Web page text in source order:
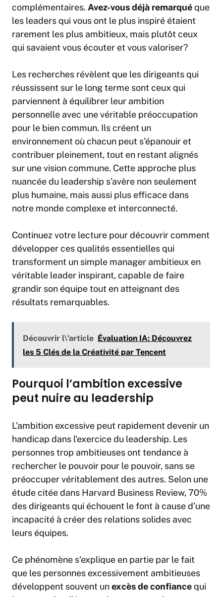
complémentaires. Avez-vous déjà remarquéque
les leaders qui vous ont le plus inspiré étaient
rarement les plus ambitieux, mais plutôt ceux
qui savaient vous écouter et vous valoriser?
Les recherches révèlent que les dirigeants qui
réussissent sur le long terme sont ceux qui
parviennent à équilibrer leur ambition
personnelle avec une véritable préoccupation
pour le bien commun. Ils créent un
environnement où chacun peut s’épanouir et
contribuer pleinement, tout en restant alignés
sur une vision commune. Cette approche plus
nuancée du leadership s’avère non seulement
plus humaine, mais aussi plus efficace dans
notre monde complexe et interconnecté.
Continuez votre lecture pour découvrir comment
développer ces qualités essentielles qui
transforment un simple manager ambitieux en
véritable leader inspirant, capable de faire
grandir son équipe tout en atteignant des
résultats remarquables.
Découvrir l\'article Évaluation IA: Découvrez
les 5 Clés de la Créativité par Tencent
Pourquoi l’ambition excessive
peut nuire au leadership
L’ambition excessive peut rapidement devenir un
handicap dans l’exercice du leadership. Les
personnes trop ambitieuses ont tendance à
rechercher le pouvoir pour le pouvoir, sans se
préoccuper véritablement des autres. Selon une
étude citée dans Harvard Business Review, 70%
des dirigeants qui échouent le font à cause d’une
incapacité à créer des relations solides avec
leurs équipes.
Ce phénomène s’explique en partie par le fait
que les personnes excessivement ambitieuses
développent souvent unexcès de confiancequi